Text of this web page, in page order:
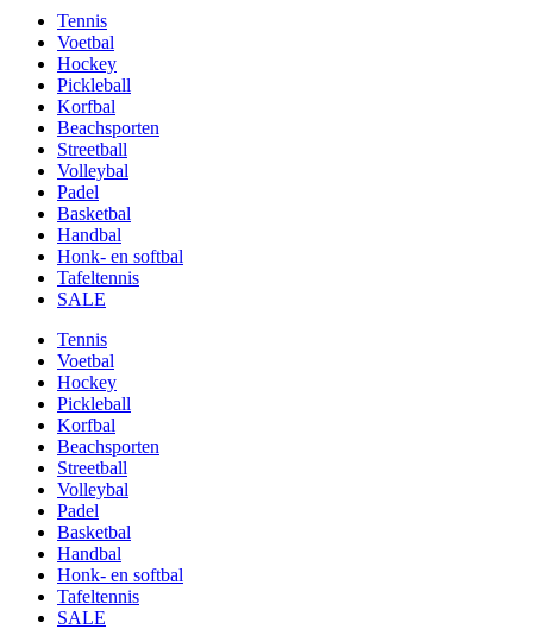
Tennis
Voetbal
Hockey
Pickleball
Korfbal
Beachsporten
Streetball
Volleybal
Padel
Basketbal
Handbal
Honk- en softbal
Tafeltennis
SALE
Tennis
Voetbal
Hockey
Pickleball
Korfbal
Beachsporten
Streetball
Volleybal
Padel
Basketbal
Handbal
Honk- en softbal
Tafeltennis
SALE